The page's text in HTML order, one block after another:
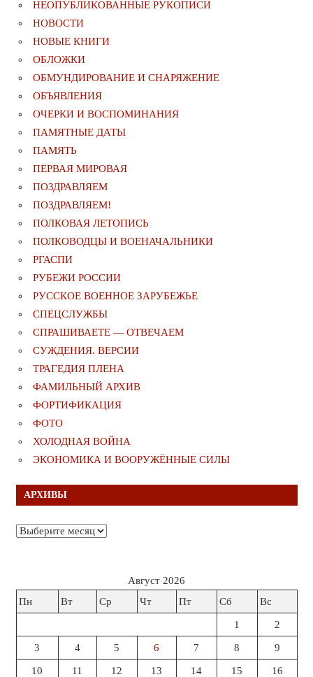
НЕОПУБЛИКОВАННЫЕ РУКОПИСИ
НОВОСТИ
НОВЫЕ КНИГИ
ОБЛОЖКИ
ОБМУНДИРОВАНИЕ И СНАРЯЖЕНИЕ
ОБЪЯВЛЕНИЯ
ОЧЕРКИ И ВОСПОМИНАНИЯ
ПАМЯТНЫЕ ДАТЫ
ПАМЯТЬ
ПЕРВАЯ МИРОВАЯ
ПОЗДРАВЛЯЕМ
ПОЗДРАВЛЯЕМ!
ПОЛКОВАЯ ЛЕТОПИСЬ
ПОЛКОВОДЦЫ И ВОЕНАЧАЛЬНИКИ
РГАСПИ
РУБЕЖИ РОССИИ
РУССКОЕ ВОЕННОЕ ЗАРУБЕЖЬЕ
СПЕЦСЛУЖБЫ
СПРАШИВАЕТЕ — ОТВЕЧАЕМ
СУЖДЕНИЯ. ВЕРСИИ
ТРАГЕДИЯ ПЛЕНА
ФАМИЛЬНЫЙ АРХИВ
ФОРТИФИКАЦИЯ
ФОТО
ХОЛОДНАЯ ВОЙНА
ЭКОНОМИКА И ВООРУЖЁННЫЕ СИЛЫ
АРХИВЫ
Архивы
Август 2026
Пн
Вт Ср Чт Пт Сб Вс
1 2
3 4 5 6 7 8 9
10 11 12 13 14 15 16